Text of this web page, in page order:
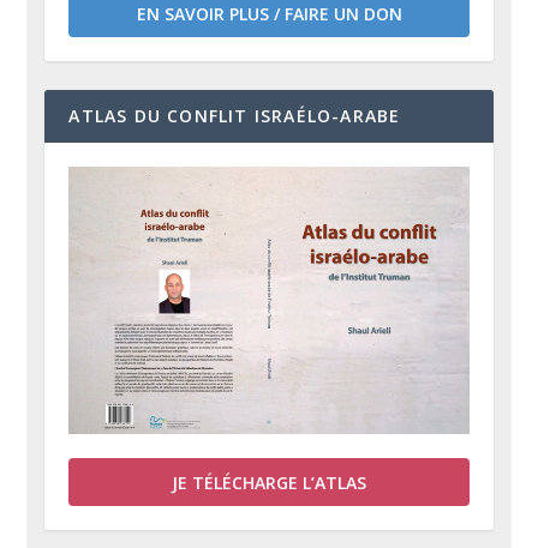
EN SAVOIR PLUS / FAIRE UN DON
ATLAS DU CONFLIT ISRAÉLO-ARABE
JE TÉLÉCHARGE L’ATLAS